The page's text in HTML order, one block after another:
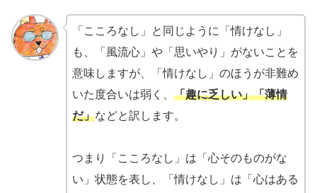
「こころなし」と同じように「情けなし」
も、「風流心」や「思いやり」がないことを
意味しますが、「情けなし」のほうが非難め
いた度合いは弱く、 「趣に乏しい」「薄情
だ」などと訳します。
つまり「こころなし」は「心そのものがな
い」状態を表し、「情けなし」は「心はある